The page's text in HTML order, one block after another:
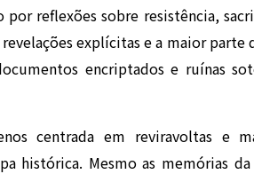
por reflexões sobre resistência,
explícitas e a maior parte
encriptados e ruínas
centrada em reviravoltas e
histórica. Mesmo as memórias da